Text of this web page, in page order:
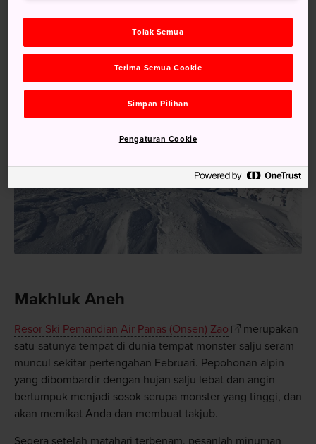
Makhluk Aneh
Resor Ski Pemandian Air Panas (Onsen) Zao
merupakan
satu-satunya tempat di dunia tempat monster salju seram
muncul sekitar pertengahan Februari. Pepohonan alpin
yang dibombardir dengan hujan salju lebat dan angin
bertumpuk menjadi sosok serupa monster yang tinggi, dan
akan memikat Anda dan membuat takjub.
Segera setelah matahari terbenam, pesanlah minuman
Tolak Semua
Terima Semua Cookie
Simpan Pilihan
Pengaturan Cookie